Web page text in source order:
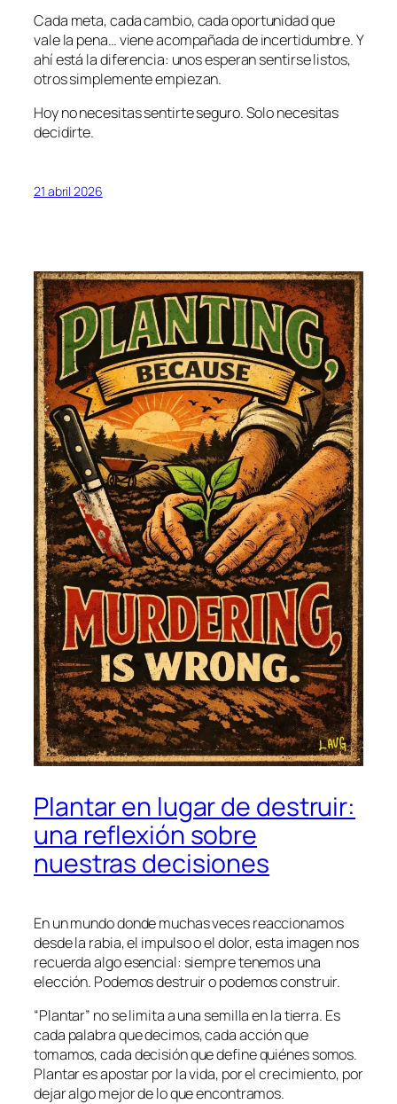
Cada meta, cada cambio, cada oportunidad que
vale la pena… viene acompañada de incertidumbre. Y
ahí está la diferencia: unos esperan sentirse listos,
otros simplemente empiezan.
Hoy no necesitas sentirte seguro. Solo necesitas
decidirte.
21 abril 2026
Plantar en lugar de destruir:
una reflexión sobre
nuestras decisiones
En un mundo donde muchas veces reaccionamos
desde la rabia, el impulso o el dolor, esta imagen nos
recuerda algo esencial: siempre tenemos una
elección. Podemos destruir o podemos construir.
“Plantar” no se limita a una semilla en la tierra. Es
cada palabra que decimos, cada acción que
tomamos, cada decisión que define quiénes somos.
Plantar es apostar por la vida, por el crecimiento, por
dejar algo mejor de lo que encontramos.